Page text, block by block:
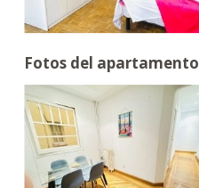
Fotos del apartamento